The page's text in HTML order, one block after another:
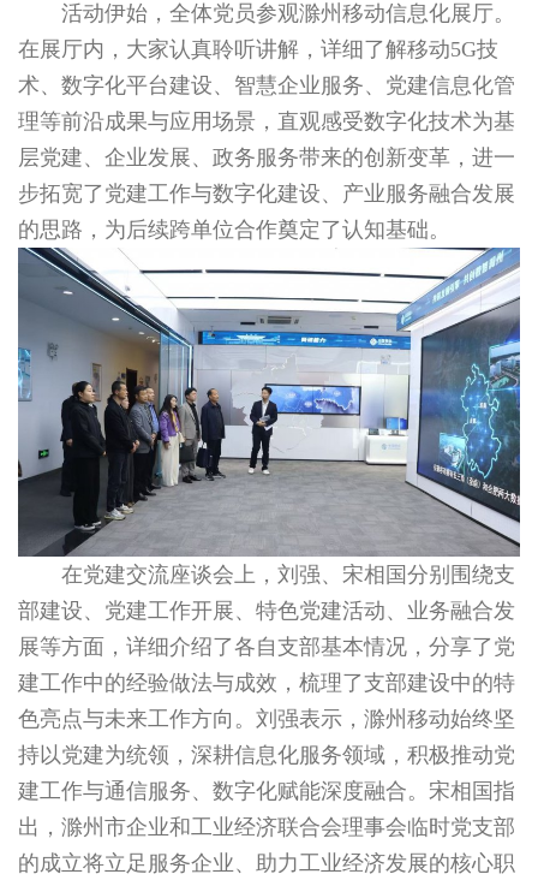
活动伊始，全体党员参观滁州移动信息化展厅。
在展厅内，大家认真聆听讲解，详细了解移动5G技
术、数字化平台建设、智慧企业服务、党建信息化管
理等前沿成果与应用场景，直观感受数字化技术为基
层党建、企业发展、政务服务带来的创新变革，进一
步拓宽了党建工作与数字化建设、产业服务融合发展
的思路，为后续跨单位合作奠定了认知基础。
在党建交流座谈会上，刘强、宋相国分别围绕支
部建设、党建工作开展、特色党建活动、业务融合发
展等方面，详细介绍了各自支部基本情况，分享了党
建工作中的经验做法与成效，梳理了支部建设中的特
色亮点与未来工作方向。刘强表示，滁州移动始终坚
持以党建为统领，深耕信息化服务领域，积极推动党
建工作与通信服务、数字化赋能深度融合。宋相国指
出，滁州市企业和工业经济联合会理事会临时党支部
的成立将立足服务企业、助力工业经济发展的核心职